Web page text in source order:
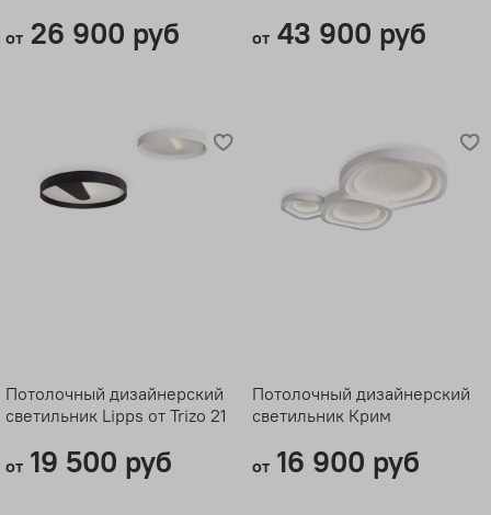
от26 900 руб от43 900 руб
Потолочный дизайнерский
светильник Lipps от Trizo 21
от19 500 руб
Потолочный дизайнерский
светильник Крим
от16 900 руб